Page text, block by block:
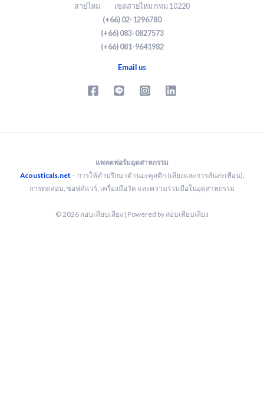
สายไหม เขตสายไหม กทม 10220
(+66) 02-1296780
(+66) 083-0827573
(+66) 081-9641982
Email us
แพลตฟอร์มอุตสาหกรรม
Acousticals.net – การให้คำปรึกษาด้านอะคูสติก (เสียงและการสั่นสะเทือน),
การทดสอบ, ซอฟต์แวร์, เครื่องมือวัด และความร่วมมือในอุตสาหกรรม
© 2026 สอบเทียบเสียง | Powered by สอบเทียบเสียง